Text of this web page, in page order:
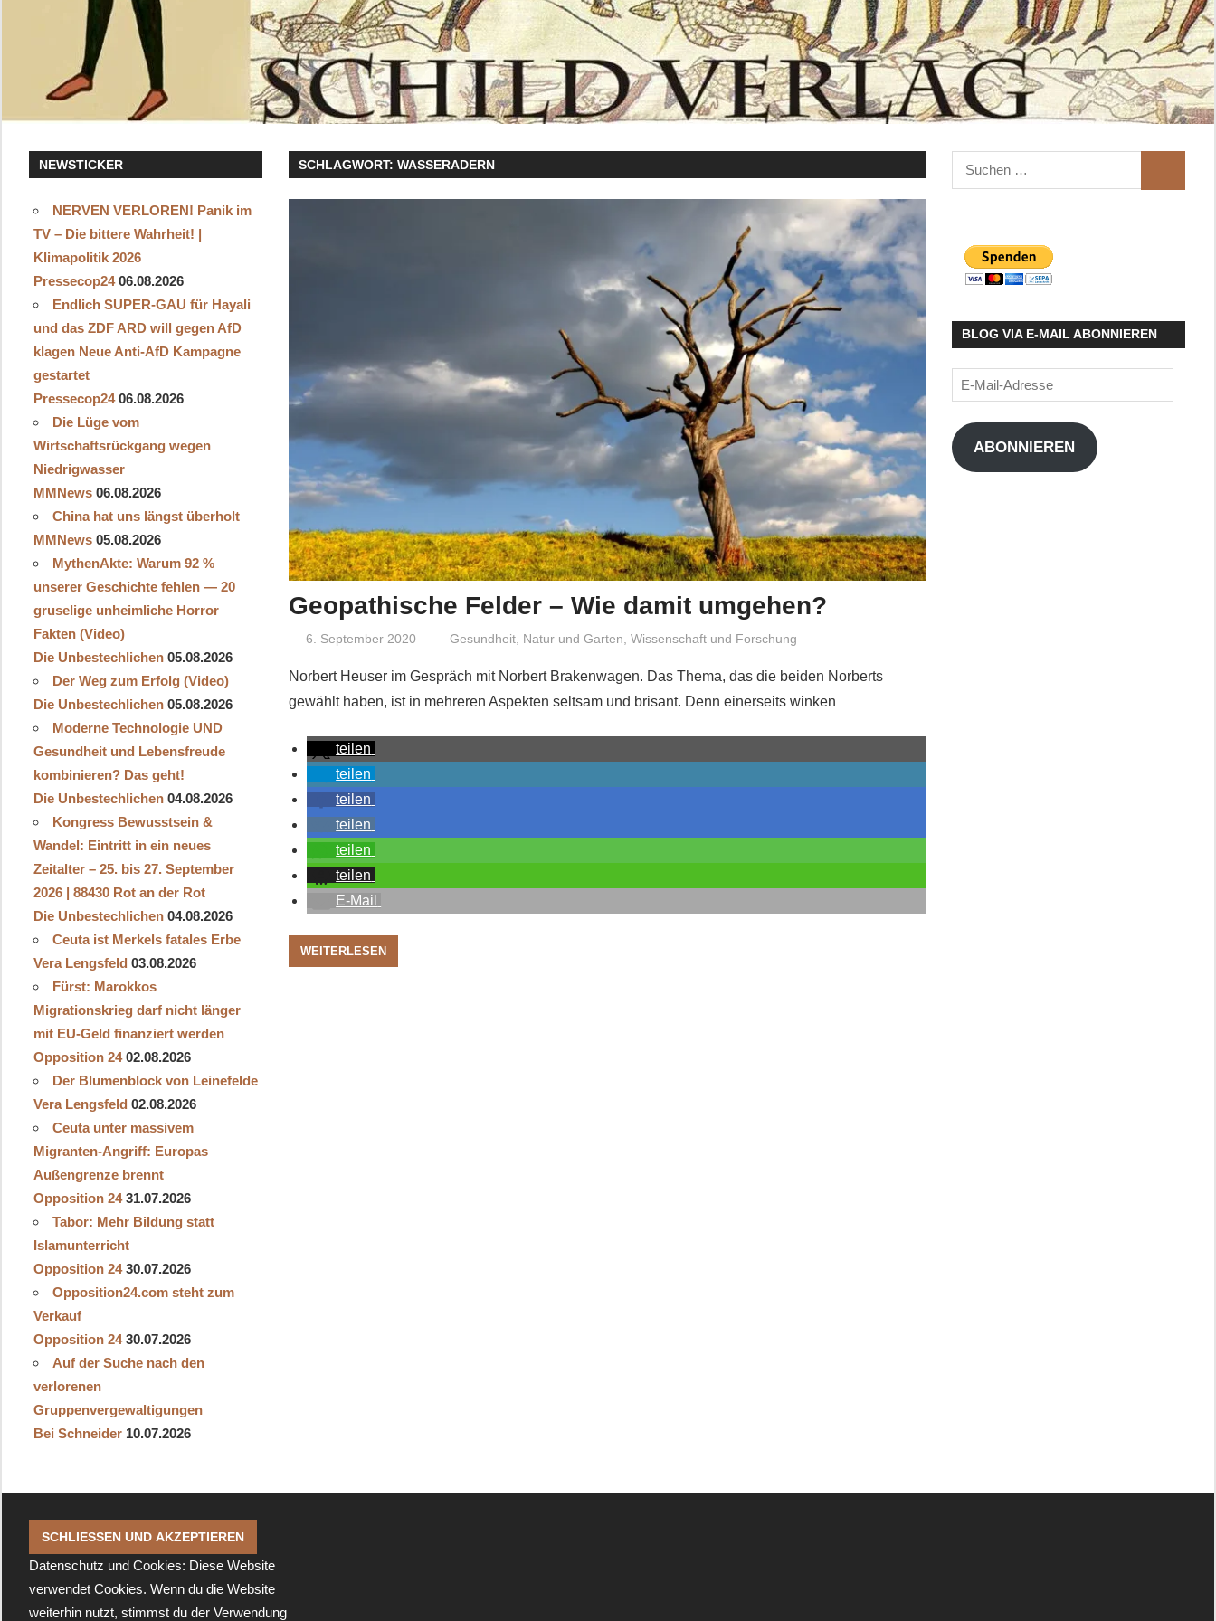
SCHLAGWORT:WASSERADERN
Geopathische Felder – Wie damit umgehen?
6. September 2020 Niki Vogt
Gesundheit, Natur und Garten Wissenschaft und Forschung
Norbert Heuser im Gespräch mit Norbert Brakenwagen. Das Thema, das die beiden Norberts
gewählt haben, ist in mehreren Aspekten seltsam und brisant. Denn einerseits winken
teilen
teilen
teilen
teilen
teilen
teilen
E-Mail
WEITERLESEN
NEWSTICKER
NERVEN VERLOREN! Panik im
TV – Die bittere Wahrheit! |
Klimapolitik 2026
Pressecop24 06.08.2026
Endlich SUPER-GAU für Hayali
und das ZDF ARD will gegen AfD
klagen Neue Anti-AfD Kampagne
gestartet
Pressecop24 06.08.2026
Die Lüge vom
Wirtschaftsrückgang wegen
Niedrigwasser
MMNews 06.08.2026
China hat uns längst überholt
MMNews 05.08.2026
MythenAkte: Warum 92 %
unserer Geschichte fehlen — 20
gruselige unheimliche Horror
Fakten (Video)
Die Unbestechlichen 05.08.2026
Der Weg zum Erfolg (Video)
Die Unbestechlichen 05.08.2026
Moderne Technologie UND
Gesundheit und Lebensfreude
kombinieren? Das geht!
Die Unbestechlichen 04.08.2026
Kongress Bewusstsein &
Wandel: Eintritt in ein neues
Zeitalter – 25. bis 27. September
2026 | 88430 Rot an der Rot
Die Unbestechlichen 04.08.2026
Ceuta ist Merkels fatales Erbe
Vera Lengsfeld 03.08.2026
Fürst: Marokkos
Migrationskrieg darf nicht länger
mit EU-Geld finanziert werden
Opposition 24 02.08.2026
Der Blumenblock von Leinefelde
Vera Lengsfeld 02.08.2026
Ceuta unter massivem
Migranten-Angriff: Europas
Außengrenze brennt
Opposition 24 31.07.2026
Tabor: Mehr Bildung statt
Islamunterricht
Opposition 24 30.07.2026
Opposition24.com steht zum
Verkauf
Opposition 24 30.07.2026
Auf der Suche nach den
verlorenen
Gruppenvergewaltigungen
Bei Schneider 10.07.2026
Suchen
nach:
BLOG VIA E-MAIL ABONNIEREN
E-
Mail-
Adresse
ABONNIEREN
Datenschutz und Cookies: Diese Website
verwendet Cookies. Wenn du die Website
weiterhin nutzt, stimmst du der Verwendung